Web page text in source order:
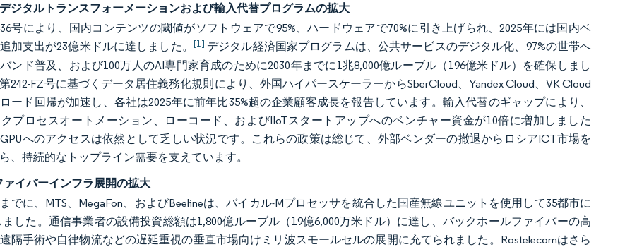
ジタルトランスフォーメーションおよび輸入代替プログラムの拡大
号により、国内コンテンツの閾値がソフトウェアで95%、ハードウェアで70%に引き上げられ、2025年には国内ベ
加支出が23億米ドルに達しました。 [1] デジタル経済国家プログラムは、公共サービスのデジタル化、97%の世帯へ
ンド普及、および100万人のAI専門家育成のために2030年までに1兆8,000億ルーブル（196億米ドル）を確保しまし
242-FZ号に基づくデータ居住義務化規則により、外国ハイパースケーラーからSberCloud、Yandex Cloud、VK Cloud
ード回帰が加速し、各社は2025年に前年比35%超の企業顧客成長を報告しています。輸入代替のギャップにより、
プロセスオートメーション、ローコード、およびIIoTスタートアップへのベンチャー資金が10倍に増加しました
へのアクセスは依然として乏しい状況です。これらの政策は総じて、外部ベンダーの撤退からロシアICT市場を
、持続的なトップライン需要を支えています。
ァイバーインフラ展開の拡大
でに、MTS、MegaFon、およびBeelineは、バイカル-Mプロセッサを統合した国産無線ユニットを使用して35都市に
した。通信事業者の設備投資総額は1,800億ルーブル（19億6,000万米ドル）に達し、バックホールファイバーの高
隔手術や自律物流などの遅延重視の垂直市場向けミリ波スモールセルの展開に充てられました。Rostelecomはさら